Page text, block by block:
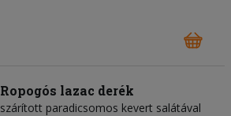
Ropogós lazac derék
szárított paradicsomos kevert salátával